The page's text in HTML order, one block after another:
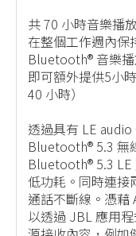
共 70 小時音樂播放
在整個工作週內保
Bluetooth® 音樂
即可額外提供5小
40 小時）
透過具有 LE
Bluetooth® 5.3 無
Bluetooth® 5.3
低功耗。同時連接
通話不斷線。憑藉
以透過 JBL 應用